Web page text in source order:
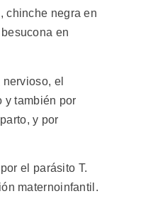
chinche negra en
en
el
y también por
y por
el parásito T.
maternoinfantil.